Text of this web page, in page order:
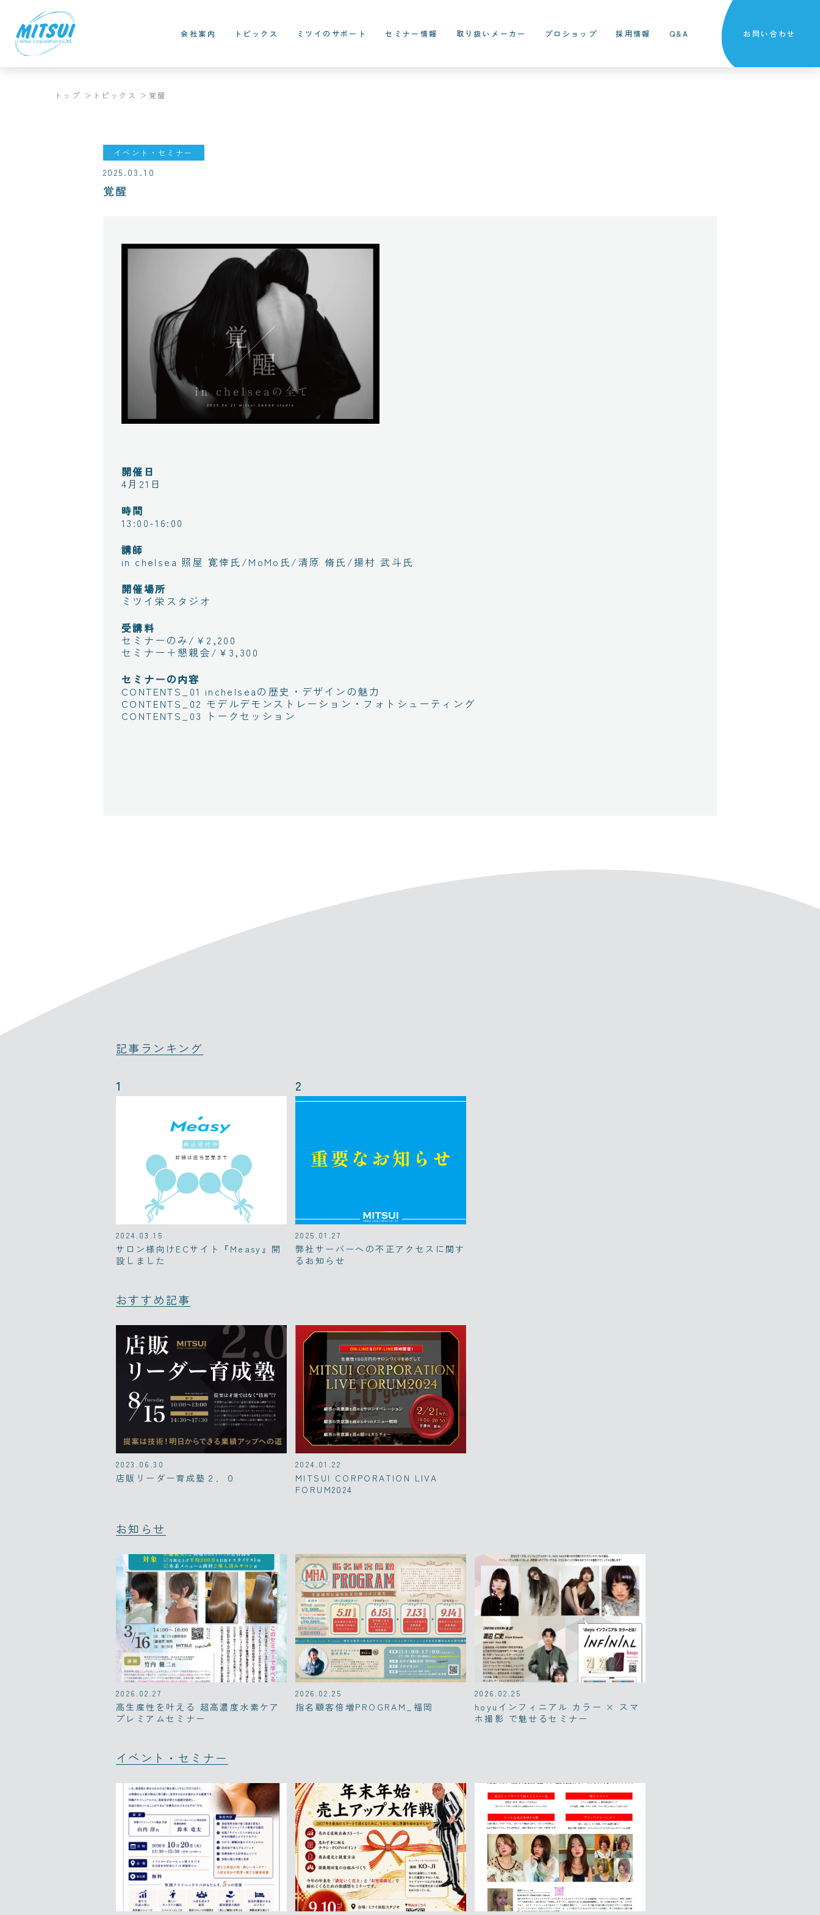
会社案内 トピックス ミツイのサポート セミナー情報 取り扱いメーカー プロショップ 採用情報 Q&A お問い合わせ
トップ トピックス 覚醒
イベント・セミナー
2025.03.10
覚醒
開催日
4月21日
時間
13:00-16:00
講師
in chelsea 照屋 寛倖氏/MoMo氏/清原 脩氏/揚村 武斗氏
開催場所
ミツイ栄スタジオ
受講料
セミナーのみ/¥2,200
セミナー＋懇親会/¥3,300
セミナーの内容
CONTENTS_01 inchelseaの歴史・デザインの魅力
CONTENTS_02 モデルデモンストレーション・フォトシューティング
CONTENTS_03 トークセッション
記事ランキング
2024.03.15
サロン様向けECサイト『Measy』開
設しました
2025.01.27
弊社サーバーへの不正アクセスに関す
るお知らせ
おすすめ記事
2023.06.30
店販リーダー育成塾２．０
2024.01.22
MITSUI CORPORATION LIVA
FORUM2024
お知らせ
2026.02.27
高生産性を叶える 超高濃度水素ケア
プレミアムセミナー
2026.02.25
指名顧客倍増PROGRAM_福岡
2026.02.25
hoyuインフィニアル カラー × スマ
ホ撮影 で魅せるセミナー
イベント・セミナー